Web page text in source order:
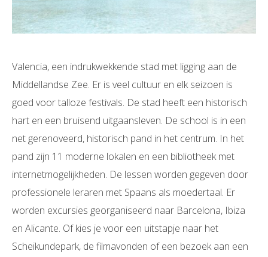
Valencia, een indrukwekkende stad met ligging aan de
Middellandse Zee. Er is veel cultuur en elk seizoen is
goed voor talloze festivals. De stad heeft een historisch
hart en een bruisend uitgaansleven. De school is in een
net gerenoveerd, historisch pand in het centrum. In het
pand zijn 11 moderne lokalen en een bibliotheek met
internetmogelijkheden. De lessen worden gegeven door
professionele leraren met Spaans als moedertaal. Er
worden excursies georganiseerd naar Barcelona, Ibiza
en Alicante. Of kies je voor een uitstapje naar het
Scheikundepark, de filmavonden of een bezoek aan een